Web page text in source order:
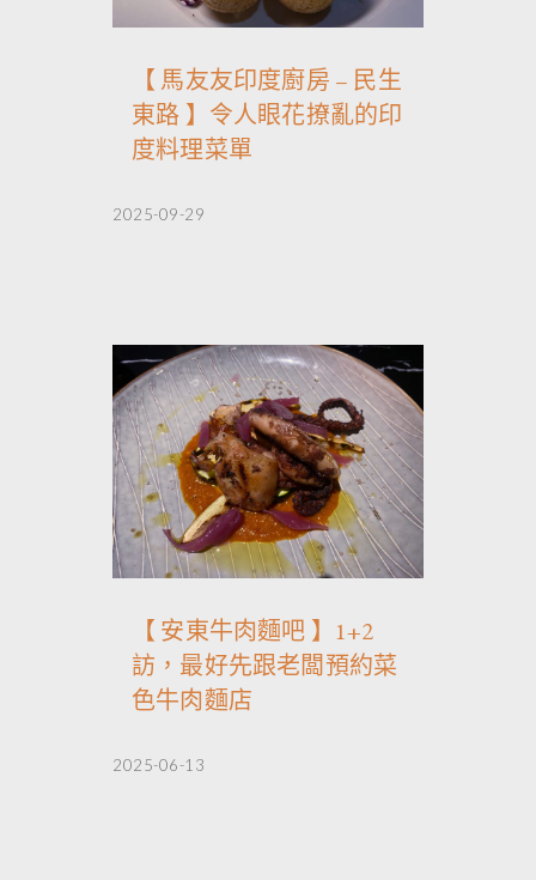
【 馬友友印度廚房 – 民生
東路 】令人眼花撩亂的印
度料理菜單
2025-09-29
【 安東牛肉麵吧 】1+2
訪，最好先跟老闆預約菜
色牛肉麵店
2025-06-13